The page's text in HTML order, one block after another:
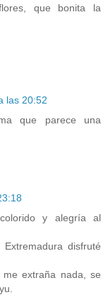
que bonita la
las 20:52
que parece una
y alegría al
disfruté
extraña nada, se